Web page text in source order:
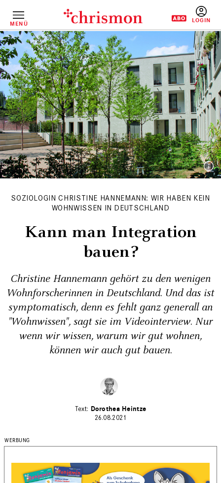
InhaltMENÜ
SOZIOLOGIN CHRISTINE HANNEMANN: WIR HABEN KEIN
WOHNWISSEN IN DEUTSCHLAND
Kann man Integration
bauen?
Christine Hannemann gehört zu den wenigen
Wohnforscherinnen in Deutschland. Und das ist
symptomatisch, denn es fehlt ganz generall an
"Wohnwissen", sagt sie im Videointerview. Nur
wenn wir wissen, warum wir gut wohnen,
können wir auch gut bauen.
Dorothea Heintze
26.08.2021